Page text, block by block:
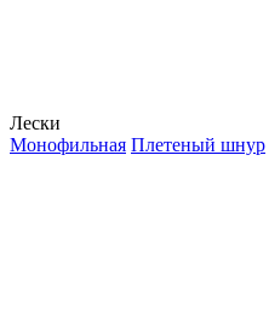
Лески
Монофильная Плетеный шнур